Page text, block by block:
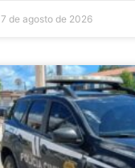
7 de agosto de 2026